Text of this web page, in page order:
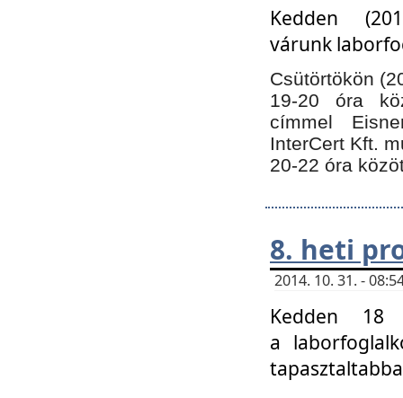
Kedden
várunk
Csütörtökön
19-20 óra
címmel
InterCert Kft.
20-22 óra
8. heti
2014. 10. 31. -
Kedden 18
a